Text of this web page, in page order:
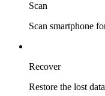
Scan
Scan smartphone
Recover
Restore the lost